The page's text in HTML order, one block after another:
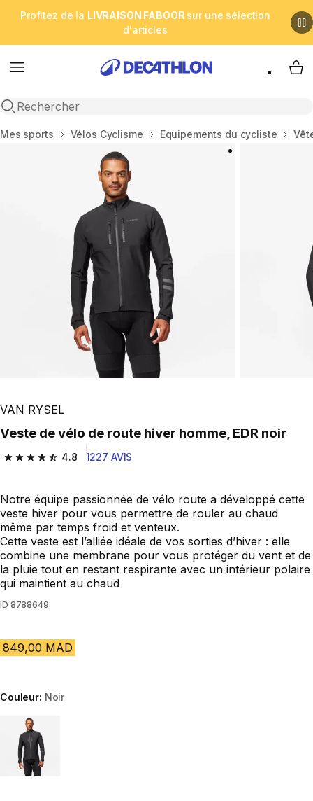
Profitez de la LIVRAISON FABOOR sur une sélection
d'articles
Menu
Open search
My
Accueil
Mes sports Vélos Cyclisme Equipements du cycliste
VAN RYSEL
Veste de vélo de route hiver homme, EDR noir
4.8
4.8 out of 5 stars from 1227 reviews
1227 AVIS
Notre équipe passionnée de vélo route a développé cette
veste hiver pour vous permettre de rouler au chaud
même par temps froid et venteux.
Cette veste est l’alliée idéale de vos sorties d’hiver : elle
combine une membrane pour vous protéger du vent et de
la pluie tout en restant respirante avec un intérieur polaire
qui maintient au chaud
ID 8788649
849,00 MAD
Couleur: Noir
Choose a variant